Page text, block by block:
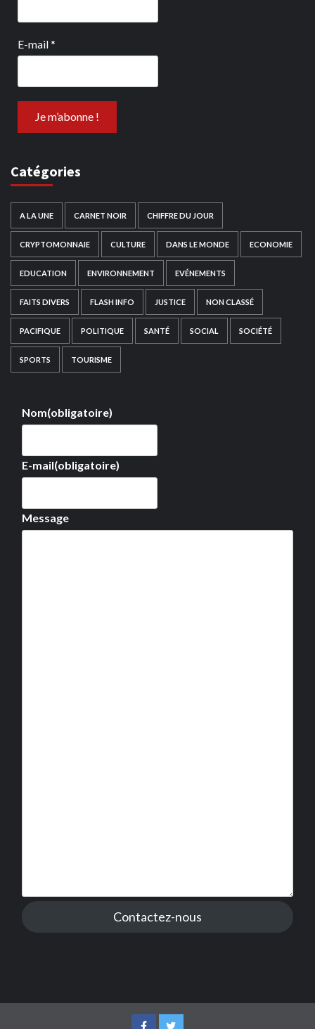
E-mail*
Catégories
A LA UNE CARNET NOIR CHIFFRE DU JOUR
CRYPTOMONNAIE CULTURE DANS LE MONDE ECONOMIE
EDUCATION ENVIRONNEMENT EVÉNEMENTS
FAITS DIVERS FLASH INFO JUSTICE NON CLASSÉ
PACIFIQUE POLITIQUE SANTÉ SOCIAL SOCIÉTÉ
SPORTS TOURISME
Nom(obligatoire)
E-mail(obligatoire)
Message
Contactez-nous